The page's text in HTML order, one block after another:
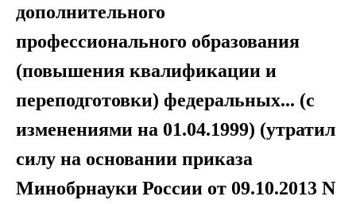
дополнительного
профессионального образования
(повышения квалификации и
переподготовки) федеральных... (с
изменениями на 01.04.1999) (утратил
силу на основании приказа
Минобрнауки России от 09.10.2013 N